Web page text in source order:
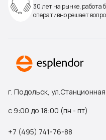
30 лет на рынке, работа
оперативно решает
г. Подольск,
с 9:00 до 18:00 (пн - пт)
+7 (495) 741-76-88